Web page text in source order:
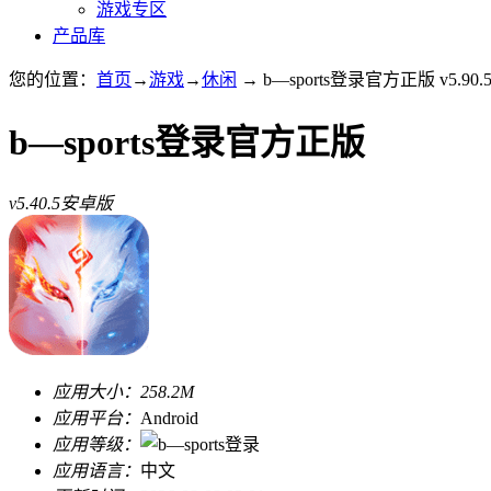
游戏专区
产品库
您的位置： 首页 →游戏→休闲 → b—sports登录官方正版
b—sports登录官方正版
v5.40.5安卓版
应用大小： 258.2M
应用平台： Android
应用等级：
应用语言： 中文